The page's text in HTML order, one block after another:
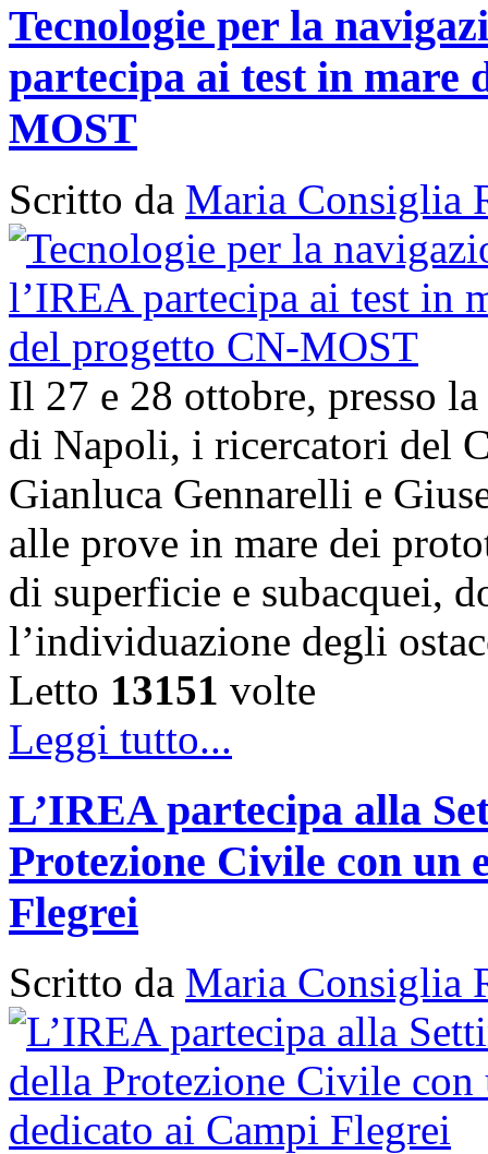
Tecnologie per la
partecipa ai test in mare
MOST
Scritto da Maria Consiglia
Il 27 e 28 ottobre, presso
di Napoli, i ricercatori del
Gianluca Gennarelli e
alle prove in mare dei
di superficie e subacquei,
l’individuazione degli
Letto 13151 volte
Leggi tutto...
L’IREA partecipa alla
Protezione Civile con un
Flegrei
Scritto da Maria Consiglia